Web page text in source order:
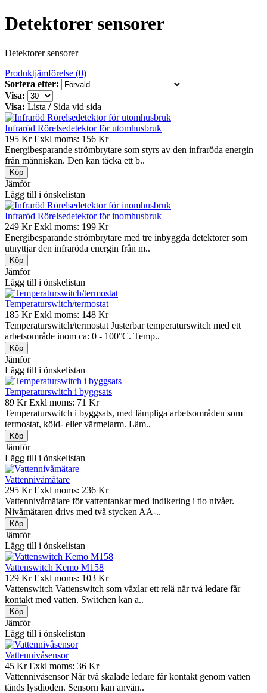
Detektorer sensorer
Detektorer sensorer
Produktjämförelse (0)
Sortera efter:
Visa:
Visa: Lista / Sida vid sida
Infraröd Rörelsedetektor för utomhusbruk
195 KrExkl moms: 156 Kr
Energibesparande strömbrytare som styrs av den infraröda energin
från människan. Den kan täcka ett b..
Jämför
Lägg till i önskelistan
Infraröd Rörelsedetektor för inomhusbruk
249 KrExkl moms: 199 Kr
Energibesparande strömbrytare med tre inbyggda detektorer som
utnyttjar den infraröda energin från m..
Jämför
Lägg till i önskelistan
Temperaturswitch/termostat
185 KrExkl moms: 148 Kr
Temperaturswitch/termostat Justerbar temperaturswitch med ett
arbetsområde inom ca: 0 - 100°C. Temp..
Jämför
Lägg till i önskelistan
Temperaturswitch i byggsats
89 KrExkl moms: 71 Kr
Temperaturswitch i byggsats, med lämpliga arbetsområden som
termostat, köld- eller värmelarm. Läm..
Jämför
Lägg till i önskelistan
Vattennivåmätare
295 KrExkl moms: 236 Kr
Vattennivåmätare för vattentankar med indikering i tio nivåer.
Nivåmätaren drivs med två stycken AA-..
Jämför
Lägg till i önskelistan
Vattenswitch Kemo M158
129 KrExkl moms: 103 Kr
Vattenswitch Vattenswitch som växlar ett relä när två ledare får
kontakt med vatten. Switchen kan a..
Jämför
Lägg till i önskelistan
Vattennivåsensor
45 KrExkl moms: 36 Kr
Vattennivåsensor När två skalade ledare får kontakt genom vatten
tänds lysdioden. Sensorn kan använ..